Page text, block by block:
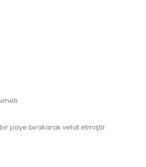
paye bırakarak vefat etmiştir.